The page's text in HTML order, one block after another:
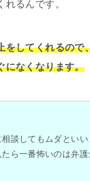
れるんです。
をしてくれるので
になくなります。
談してもムダといい
ら一番怖いのは弁護